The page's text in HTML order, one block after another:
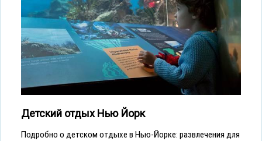
Детский отдых Нью Йорк
Подробно о детском отдыхе в Нью-Йорке: развлечения для